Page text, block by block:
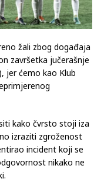
žali zbog događaja
završetka jučerašnje
jer ćemo kao Klub
kako čvrsto stoji iza
izraziti zgroženost
incident koji se
nikako ne